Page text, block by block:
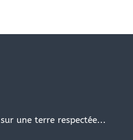
une terre respectée...